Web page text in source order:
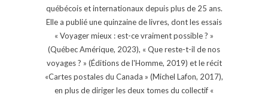
québécois et internationaux depuis plus de 25 ans.
Elle a publié une quinzaine de livres, dont les essais
« Voyager mieux : est-ce vraiment possible ? »
(Québec Amérique, 2023), « Que reste-t-il de nos
voyages ? » (Éditions de l'Homme, 2019) et le récit
«Cartes postales du Canada » (Michel Lafon, 2017),
en plus de diriger les deux tomes du collectif «